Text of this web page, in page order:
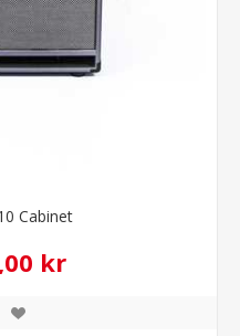
Cabinet
kr